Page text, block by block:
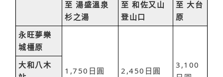
至 湯盛溫泉
杉之湯
至 和佐又山
登山口
至 大台
原
永旺夢樂
城橿原
1,750日圓 2,450日圓
3,100
大和八木